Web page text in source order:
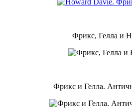
Фрикс, Гелла и
Фрикс и Гелла.